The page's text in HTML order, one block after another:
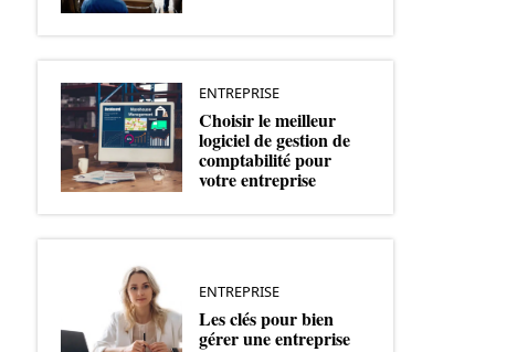
ENTREPRISE
Choisir le meilleur
logiciel de gestion de
comptabilité pour
votre entreprise
ENTREPRISE
Les clés pour bien
gérer une entreprise